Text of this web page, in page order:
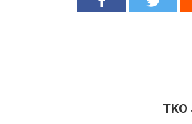
TKO